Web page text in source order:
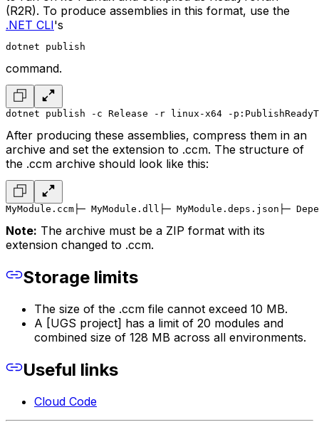
(R2R). To produce assemblies in this format, use the
.NET CLI's
dotnet publish
command.
dotnet publish -c Release -r linux-x64 -
After producing these assemblies, compress them in an
archive and set the extension to .ccm. The structure of
the .ccm archive should look like this:
MyModule.ccm ├─ MyModule.dll ├─ MyModule.deps.json ├─
Note: The archive must be a ZIP format with its
extension changed to .ccm.
Storage limits
The size of the .ccm file cannot exceed 10 MB.
A [UGS project] has a limit of 20 modules and
combined size of 128 MB across all environments.
Useful links
Cloud Code